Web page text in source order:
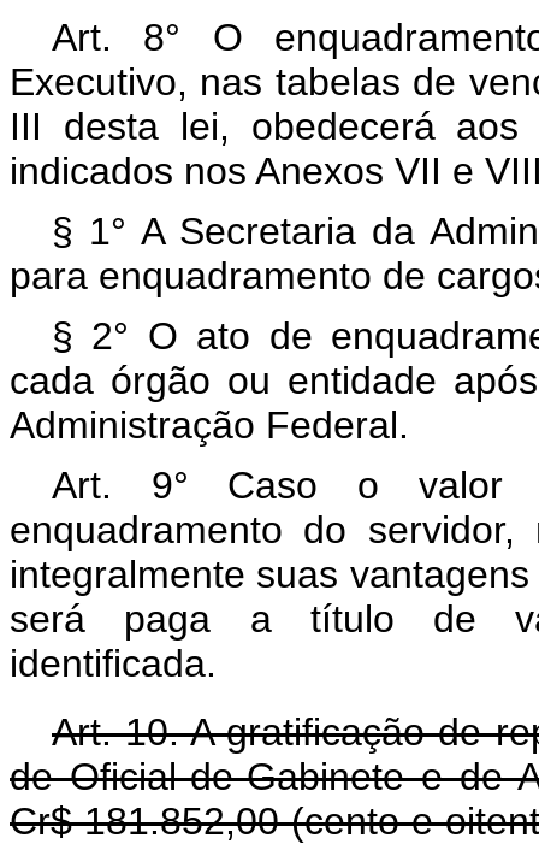
Art. 8° O
Executivo, nas tabelas de
III desta lei, obedecerá aos
indicados nos Anexos VII e
§ 1° A Secretaria da
para enquadramento de
§ 2° O ato de
cada órgão ou entidade
Administração Federal.
Art. 9° Caso o valor
enquadramento do
integralmente suas
será paga a título de
identificada.
Art. 10. A gratificação de
de Oficial-de-Gabinete e de
Cr$ 181.852,00 (cento e